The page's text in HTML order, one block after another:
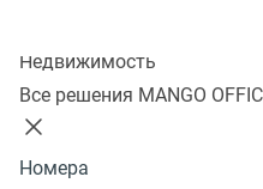
Недвижимость
Все решения MANGO
Номера
Внимание! Все настройки
необходимо производить